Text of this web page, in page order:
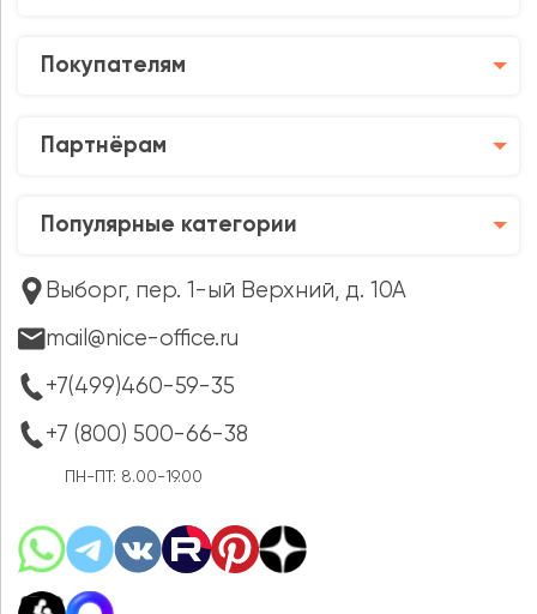
Покупателям
Партнёрам
Популярные категории
Выборг, пер. 1-ый Верхний, д. 10А
mail@nice-office.ru
+7(499)460-59-35
+7 (800) 500-66-38
ПН-ПТ: 8.00-19.00